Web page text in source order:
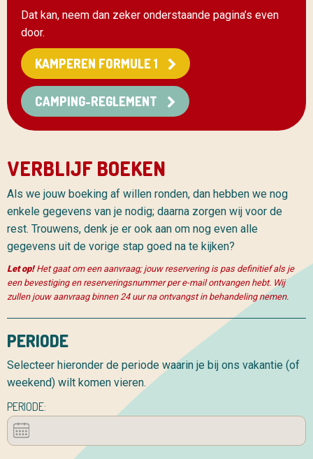
Dat kan, neem dan zeker onderstaande pagina’s even
door.
KAMPEREN FORMULE 1
CAMPING-REGLEMENT
VERBLIJF BOEKEN
Als we jouw boeking af willen ronden, dan hebben we nog
enkele gegevens van je nodig; daarna zorgen wij voor de
rest. Trouwens, denk je er ook aan om nog even alle
gegevens uit de vorige stap goed na te kijken?
Let op!Het gaat om een aanvraag; jouw reservering is pas definitief als je
een bevestiging en reserveringsnummer per e-mail ontvangen hebt. Wij
zullen jouw aanvraag binnen 24 uur na ontvangst in behandeling nemen.
PERIODE
Selecteer hieronder de periode waarin je bij ons vakantie (of
weekend) wilt komen vieren.
PERIODE: